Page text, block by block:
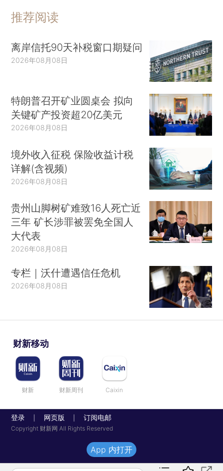
推荐阅读
离岸信托90天补税窗口期疑问
2026年08月08日
特朗普召开矿业圆桌会 拟向
关键矿产投资超20亿美元
2026年08月08日
境外收入征税 保险收益计税
详解(含视频)
2026年08月08日
贵州山脚树矿难致16人死亡近
三年 矿长涉罪被罢免全国人
大代表
2026年08月08日
专栏｜沃什遭遇信任危机
2026年08月08日
财新移动
财新 财新周刊 Caixin
登录 网页版 订阅电邮
Copyright 财新网 All Rights Reserved
App 内打开